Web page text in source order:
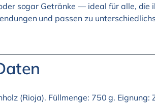
sogar Getränke — ideal für alle, die
und passen zu
(Rioja). Füllmenge: 750 g. Eignung: